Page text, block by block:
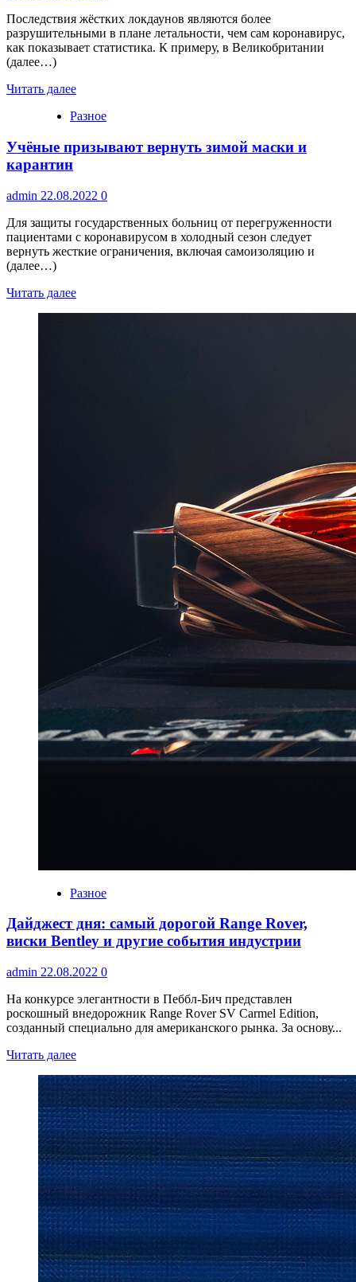
Последствия жёстких локдаунов являются более
разрушительными в плане летальности, чем сам коронавирус,
как показывает статистика. К примеру, в Великобритании
(далее…)
Читать далее
Разное
Учёные призывают вернуть зимой маски и
карантин
admin 22.08.2022 0
Для защиты государственных больниц от перегруженности
пациентами с коронавирусом в холодный сезон следует
вернуть жесткие ограничения, включая самоизоляцию и
(далее…)
Читать далее
Разное
Дайджест дня: самый дорогой Range Rover,
виски Bentley и другие события индустрии
admin 22.08.2022 0
На конкурсе элегантности в Пеббл-Бич представлен
роскошный внедорожник Range Rover SV Carmel Edition,
созданный специально для американского рынка. За основу...
Читать далее